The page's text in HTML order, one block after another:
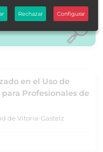
en el Uso de
Profesionales de
de Vitoria-Gasteiz
Rechazar Configurar